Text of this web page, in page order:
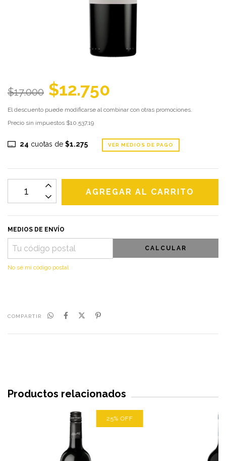
$17.000 $12.750
El descuento puede modificarse al combinar con otras promociones.
Precio sin impuestos $10.537,19
24 cuotas de $1.275 VER MEDIOS DE PAGO
MEDIOS DE ENVÍO
CALCULAR
No sé mi código postal
COMPARTIR
Productos relacionados
25%OFF